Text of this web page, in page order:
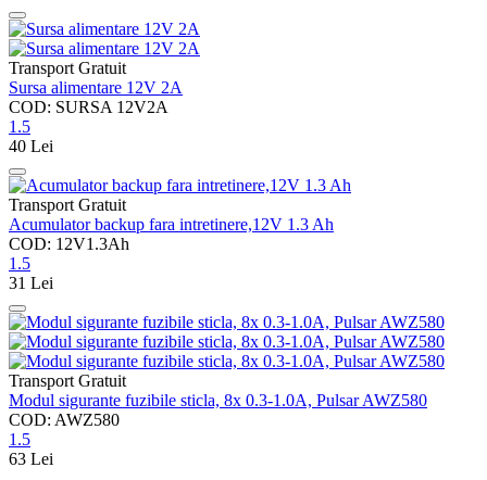
Transport Gratuit
Sursa alimentare 12V 2A
COD: SURSA 12V2A
1.5
40 Lei
Transport Gratuit
Acumulator backup fara intretinere,12V 1.3 Ah
COD: 12V1.3Ah
1.5
31 Lei
Transport Gratuit
Modul sigurante fuzibile sticla, 8x 0.3-1.0A, Pulsar AWZ580
COD: AWZ580
1.5
63 Lei